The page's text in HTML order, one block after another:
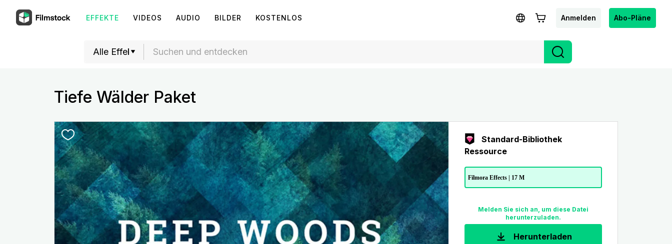
EFFEKTE VIDEOS AUDIO BILDER KOSTENLOS Anmelden Abo-Pläne
Tiefe Wälder Paket
Standard-Bibliothek
Ressource
Filmora Effects | 17 M
Melden Sie sich an, um diese Datei
herunterzuladen.
Herunterladen